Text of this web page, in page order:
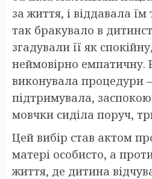
за життя, і віддавала
так бракувало в
згадували її як
неймовірно емпатичну.
виконувала процедури
підтримувала,
мовчки сиділа поруч,
Цей вибір став актом
матері особисто, а
життя, де дитина